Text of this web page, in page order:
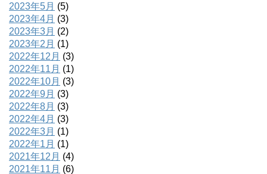
2023年5月 (5)
2023年4月 (3)
2023年3月 (2)
2023年2月 (1)
2022年12月 (3)
2022年11月 (1)
2022年10月 (3)
2022年9月 (3)
2022年8月 (3)
2022年4月 (3)
2022年3月 (1)
2022年1月 (1)
2021年12月 (4)
2021年11月 (6)